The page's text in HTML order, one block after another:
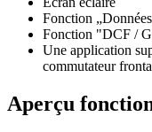
Fonction
Fonction "DCF /
Une application
commutateur
Aperçu